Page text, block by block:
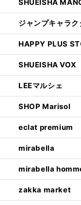
SHUEISHA
ジャンプキャラ
HAPPY PLUS
SHUEISHA VOX
LEEマルシェ
SHOP Marisol
eclat premium
mirabella
mirabella
zakka market